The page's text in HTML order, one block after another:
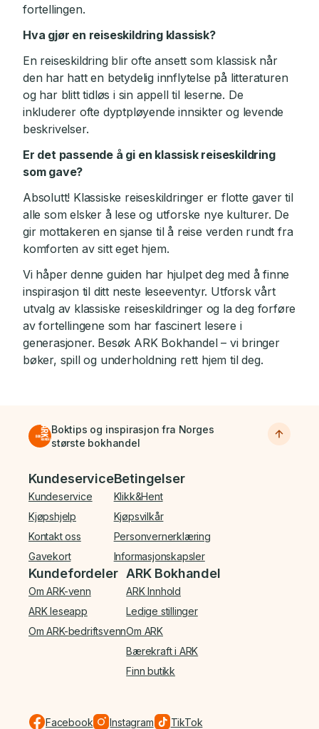
fortellingen.
Hva gjør en reiseskildring klassisk?
En reiseskildring blir ofte ansett som klassisk når
den har hatt en betydelig innflytelse på litteraturen
og har blitt tidløs i sin appell til leserne. De
inkluderer ofte dyptpløyende innsikter og levende
beskrivelser.
Er det passende å gi en klassisk reiseskildring
som gave?
Absolutt! Klassiske reiseskildringer er flotte gaver til
alle som elsker å lese og utforske nye kulturer. De
gir mottakeren en sjanse til å reise verden rundt fra
komforten av sitt eget hjem.
Vi håper denne guiden har hjulpet deg med å finne
inspirasjon til ditt neste leseeventyr. Utforsk vårt
utvalg av klassiske reiseskildringer og la deg forføre
av fortellingene som har fascinert lesere i
generasjoner. Besøk ARK Bokhandel – vi bringer
bøker, spill og underholdning rett hjem til deg.
Boktips og inspirasjon fra Norges
største bokhandel
Bunnmeny
Kundeservice
Kundeservice
Kjøpshjelp
Kontakt oss
Gavekort
Betingelser
Klikk&Hent
Kjøpsvilkår
Personvernerklæring
Informasjonskapsler
Kundefordeler
Om ARK-venn
ARK leseapp
Om ARK-bedriftsvenn
ARK Bokhandel
ARK Innhold
Ledige stillinger
Om ARK
Bærekraft i ARK
Finn butikk
Facebook Instagram TikTok